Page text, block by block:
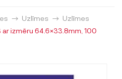
Uzlīmes
Uzlīmes
ar izmēru 64.6×33.8mm, 100